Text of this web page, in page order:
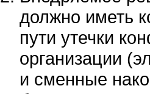
должно иметь
пути утечки
организации
и сменные